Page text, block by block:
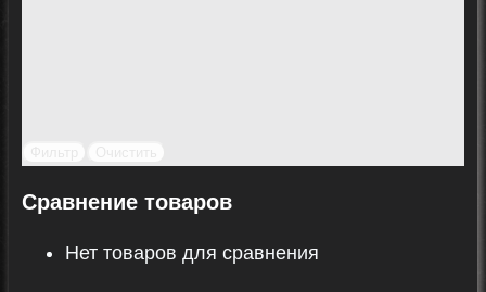
Сравнение товаров
Нет товаров для сравнения